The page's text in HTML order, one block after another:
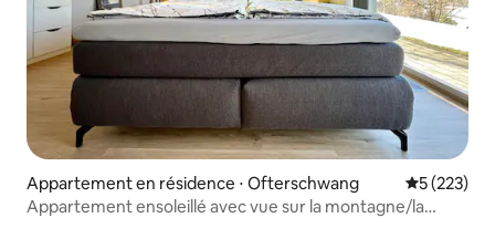
Appartement en résidence ⋅ Ofterschwang Évaluation
5 (223)
Appartement ensoleillé avec vue sur la montagne/la